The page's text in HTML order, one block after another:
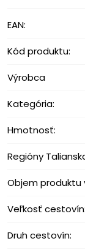
EAN:
Kód produktu:
Výrobca
Kategória:
Hmotnosť:
Regióny
Objem produktu
Veľkosť cestovín:
Druh cestovín: